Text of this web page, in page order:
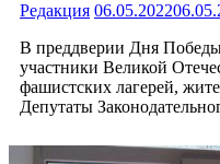
Редакция 06.05.2022
В преддверии Дня
участники Великой
фашистских лагерей,
Депутаты